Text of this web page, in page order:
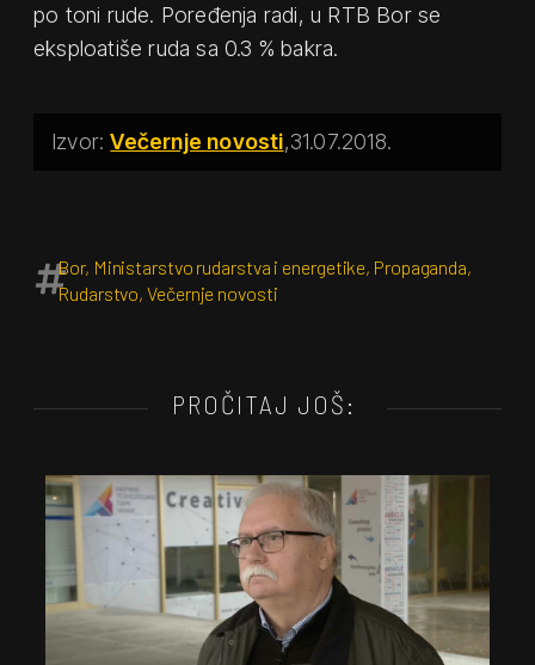
po toni rude. Poređenja radi, u RTB Bor se
eksploatiše ruda sa 0.3 % bakra.
Večernje novosti 31.07.2018.
Bor, Ministarstvo rudarstva i energetike, Propaganda,
Rudarstvo,Večernje novosti
PROČITAJ JOŠ: